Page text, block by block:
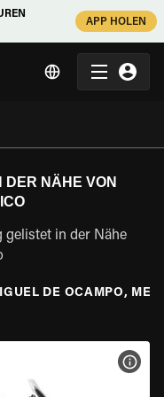
APP HOLEN
DER NÄHE VON
gelistet in der Nähe
DE OCAMPO,